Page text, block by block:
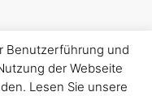
Benutzerführung und
der Webseite
Lesen Sie unsere